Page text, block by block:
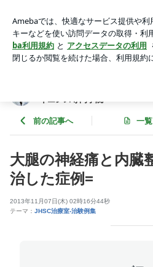
整体師養成校 ジャパン・ヘ
JHSC整体
式ブログ
アプリをダウンロードして ブログの
ょう。
イエンス専
式ブログ
前の記事へ 一覧
大腿の神経痛と内
治した症例=
2013年11月07日(木) 02時16分44秒
テーマ： JHSC治療室-治験例集